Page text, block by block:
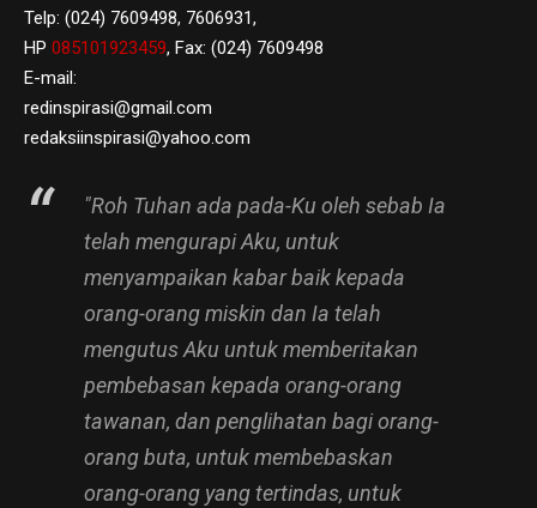
Telp: (024) 7609498, 7606931,
HP 085101923459, Fax: (024) 7609498
E-mail:
redinspirasi@gmail.com
redaksiinspirasi@yahoo.com
"Roh Tuhan ada pada-Ku oleh sebab Ia
telah mengurapi Aku, untuk
menyampaikan kabar baik kepada
orang-orang miskin dan Ia telah
mengutus Aku untuk memberitakan
pembebasan kepada orang-orang
tawanan, dan penglihatan bagi orang-
orang buta, untuk membebaskan
orang-orang yang tertindas, untuk